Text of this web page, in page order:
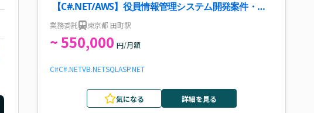
【C#.NET/AWS】役員情報管理システム開発案件・求
人
業務委託 東京都 田町駅
~ 550,000 円/月額
C#C#.NETVB.NETSQL ASP.NET
気になる 詳細を見る